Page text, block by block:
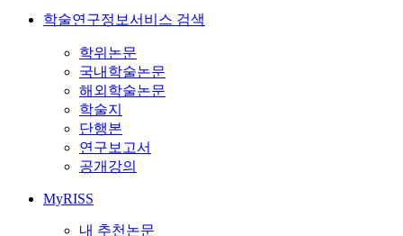
학술연구정보서비스 검색
학위논문
국내학술논문
해외학술논문
학술지
단행본
연구보고서
공개강의
MyRISS
내 추천논문